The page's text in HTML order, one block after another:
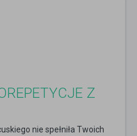
Z
nie spełniła Twoich